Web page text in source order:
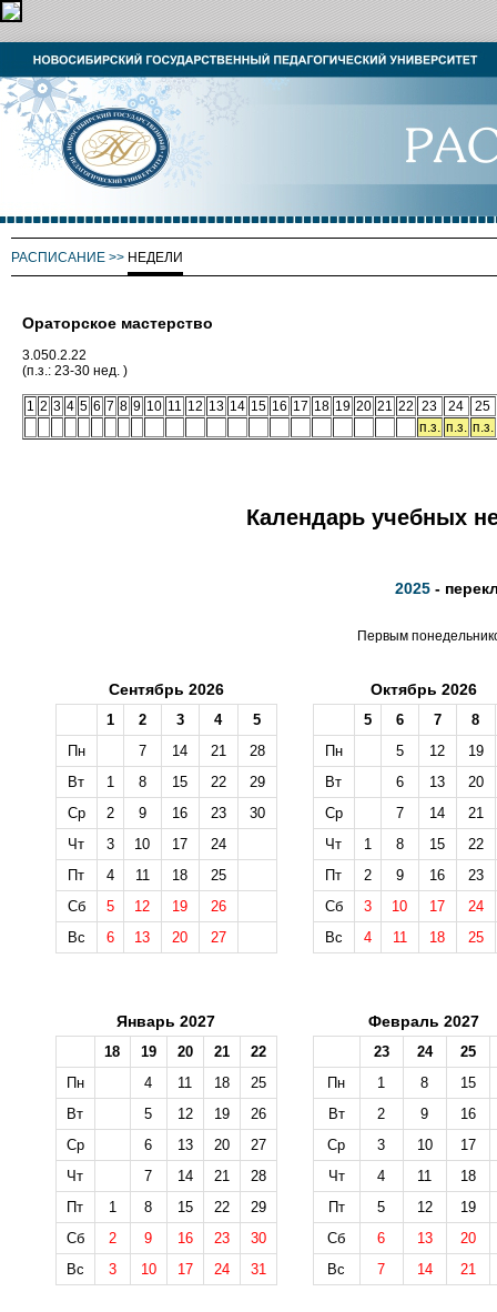
РАСПИСАНИЕ >> НЕДЕЛИ
Ораторское мастерство
3.050.2.22
(п.з.: 23-30 нед. )
1 2 3 4 5 6 7 8 9 10 11 12 13 14 15 16 17 18 19 20 21 22 23 24
25
п.з. п.з. п.з.
Календарь учебных
2025 -
Первым
Сентябрь 2026
1 2 3 4
5
Пн
7 14 21
28
Вт
1 8 15 22
29
Ср
2 9 16 23
30
Чт
3 10 17
24
Пт
4 11 18
25
Сб
5 12 19
26
Вс
6 13 20 27
Октябрь 2026
5 6 7
8
Пн
5 12
19
Вт
6 13
20
Ср
7 14
21
Чт
1 8 15
22
Пт
2 9 16
23
Сб
3 10 17
24
Вс
4 11 18 25
Январь 2027
18 19 20 21
22
Пн
4 11 18
25
Вт
5 12 19
26
Ср
6 13 20
27
Чт
7 14 21
28
Пт
1 8 15 22
29
Сб
2 9 16 23
30
Вс
3 10 17 24 31
Февраль 2027
23 24
25
Пн
1 8
15
Вт
2 9
16
Ср
3 10
17
Чт
4 11
18
Пт
5 12
19
Сб
6 13
20
Вс
7 14 21